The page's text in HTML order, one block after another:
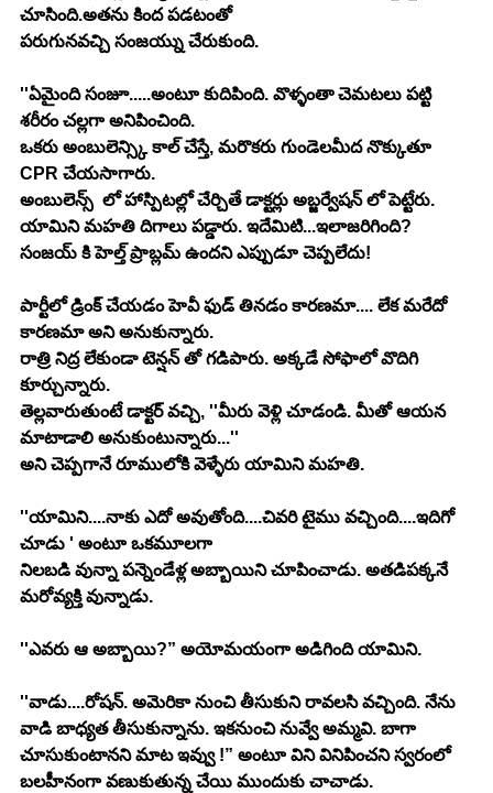
చూసింది.అతను కింద పడటంతో
పరుగునవచ్చి సంజయ్ను చేరుకుంది.
''ఏమైంది సంజూ.....అంటూ కుదిపింది. వొళ్ళంతా చెమటలు పట్టి
శరీరం చల్లగా అనిపించింది.
ఒకరు అంబులెన్స్కి కాల్ చేస్తే, మరొకరు గుండెలమీద నొక్కుతూ
CPR చేయసాగారు.
అంబులెన్స్  లో హాస్పిటల్లో చేర్చితే డాక్టర్లు అబ్జర్వేషన్ లో పెట్టేరు.
యామిని మహతి దిగాలు పడ్డారు. ఇదేమిటి...ఇలాజరిగింది?
సంజయ్ కి హెల్త్ ప్రాబ్లమ్ ఉందని ఎప్పుడూ చెప్పలేదు!
పార్టీలో డ్రింక్ చేయడం హెవీ ఫుడ్ తినడం కారణమా.... లేక మరేదో
కారణమా అని అనుకున్నారు.
రాత్రి నిద్ర లేకుండా టెన్షన్ తో గడిపారు. అక్కడే సోఫాలో వొదిగి
కూర్చున్నారు.
తెల్లవారుతుంటే డాక్టర్ వచ్చి, ''మీరు వెళ్లి చూడండి. మీతో ఆయన
మాటాడాలి అనుకుంటున్నారు...''
అని చెప్పగానే రూములోకి వెళ్ళేరు యామిని మహతి.
''యామిని....నాకు ఎదో అవుతోంది....చివరి టైము వచ్చింది....ఇదిగో
చూడు ' అంటూ ఒకమూలగా
నిలబడి వున్నా పన్నెండేళ్ల అబ్బాయిని చూపించాడు. అతడిపక్కనే
మరోవ్యక్తి వున్నాడు.
''ఎవరు ఆ అబ్బాయి?” అయోమయంగా అడిగింది యామిని.
''వాడు....రోషన్. అమెరికా నుంచి తీసుకుని రావలసి వచ్చింది. నేను
వాడి బాధ్యత తీసుకున్నాను. ఇకనుంచి నువ్వే అమ్మవి. బాగా
చూసుకుంటానని మాట ఇవ్వు !” అంటూ విని వినిపించని స్వరంలో
బలహీనంగా వణుకుతున్న చేయి ముందుకు చాచాడు.